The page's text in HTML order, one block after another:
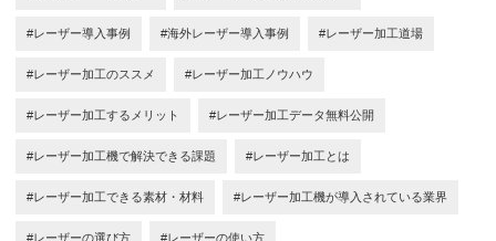
#レーザー導入事例 #海外レーザー導入事例 #レーザー加工道場
#レーザー加工のススメ #レーザー加工ノウハウ
#レーザー加工するメリット #レーザー加工データ無料公開
#レーザー加工機で解決できる課題 #レーザー加工とは
#レーザー加工できる素材・材料 #レーザー加工機が導入されている業界
#レーザーの選び方 #レーザーの使い方